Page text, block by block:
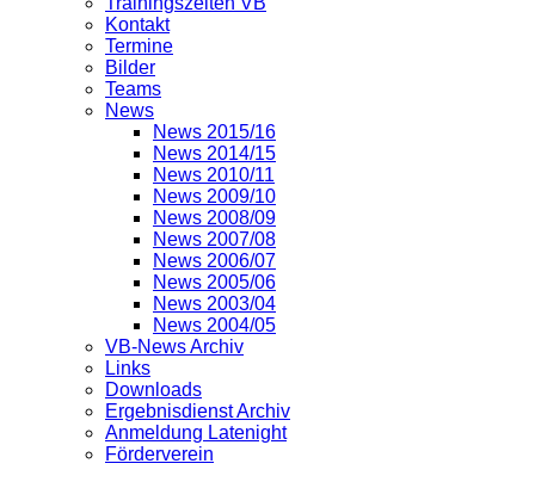
Kontakt
Termine
Bilder
Teams
News
News 2015/16
News 2014/15
News 2010/11
News 2009/10
News 2008/09
News 2007/08
News 2006/07
News 2005/06
News 2003/04
News 2004/05
VB-News Archiv
Links
Downloads
Ergebnisdienst Archiv
Anmeldung Latenight
Förderverein